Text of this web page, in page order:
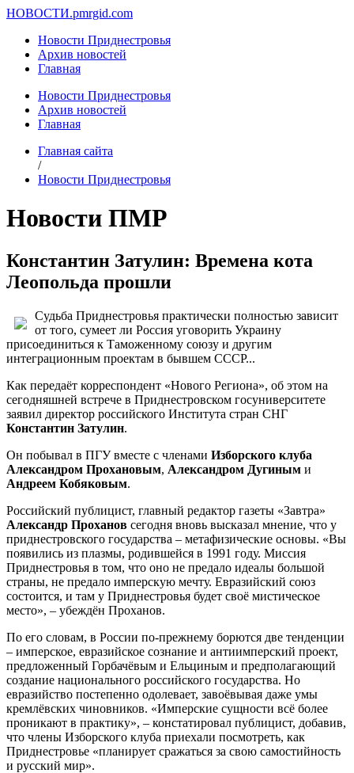
НОВОСТИ.pmrgid.com
Новости Приднестровья
Архив новостей
Главная
Новости Приднестровья
Архив новостей
Главная
Главная сайта
/
Новости Приднестровья
Новости ПМР
Константин Затулин: Времена кота
Леопольда прошли
Судьба Приднестровья практически полностью зависит
от того, сумеет ли Россия уговорить Украину
присоединиться к Таможенному союзу и другим
интеграционным проектам в бывшем СССР...
Как передаёт корреспондент «Нового Региона», об этом на
сегодняшней встрече в Приднестровском госуниверситете
заявил директор российского Института стран СНГ
Константин Затулин.
Он побывал в ПГУ вместе с членами Изборского клуба
Александром Прохановым, Александром Дугиным и
Андреем Кобяковым.
Российский публицист, главный редактор газеты «Завтра»
Александр Проханов сегодня вновь высказал мнение, что у
приднестровского государства – метафизические основы. «Вы
появились из плазмы, родившейся в 1991 году. Миссия
Приднестровья в том, что оно не предало идеалы большой
страны, не предало имперскую мечту. Евразийский союз
состоится, и там у Приднестровья будет своё мистическое
место», – убеждён Проханов.
По его словам, в России по-прежнему борются две тенденции
– имперское, евразийское сознание и антиимперский проект,
предложенный Горбачёвым и Ельциным и предполагающий
создание национального российского государства. Но
евразийство постепенно одолевает, завоёвывая даже умы
кремлёвских чиновников. «Имперские сущности всё более
проникают в практику», – констатировал публицист, добавив,
что члены Изборского клуба приехали посмотреть, как
Приднестровье «планирует сражаться за свою самостийность
и русский мир».